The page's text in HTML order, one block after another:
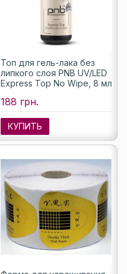
Топ для гель-лака без
липкого слоя PNB UV/LED
Express Top No Wipe, 8 мл
188 грн.
КУПИТЬ